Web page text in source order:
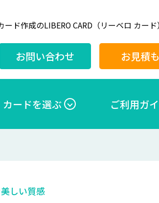
ド作成のLIBERO CARD（リーベロ カード）
お問い合わせ お見積
カードを選ぶ ご利用ガ
しい質感